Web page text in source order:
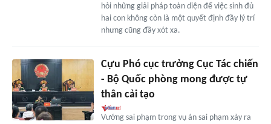
hỏi những giải pháp toàn diện để việc sinh đủ
hai con không còn là một quyết định đầy lý trí
nhưng cũng đầy xót xa.
Cựu Phó cục trưởng Cục Tác chiến
- Bộ Quốc phòng mong được tự
thân cải tạo
Vướng sai phạm trong vụ án sai phạm xảy ra